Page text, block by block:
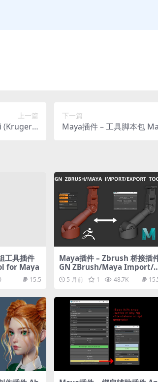
上一篇
(Kruger T
下一篇
Maya插件 – 工具脚本包
工具插件
for Maya
15.5
Maya插件 – Zbrush 桥接插
GN ZBrush/Maya Import/E
xport Tool
5 月前 1 48.7K